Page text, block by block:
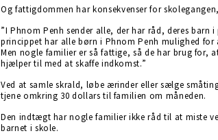
Og fattigdommen har konsekvenser for
”I Phnom Penh sender alle, der har råd, deres barn
princippet har alle børn i Phnom Penh mulighed for
Men nogle familier er så fattige, så de har brug for,
hjælper til med at skaffe indkomst.”
Ved at samle skrald, løbe ærinder eller sælge
tjene omkring 30 dollars til familien om måneden.
Den indtægt har nogle familier ikke råd til at miste
barnet i skole.